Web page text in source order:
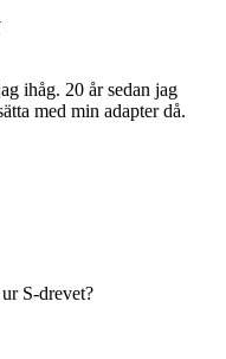
ihåg. 20 år sedan jag
med min adapter då.
S-drevet?